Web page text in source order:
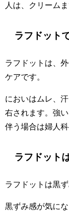
人は、クリーム
ラフドット
ラフドットは、
ケアです。
においはムレ、
右されます。強
伴う場合は婦人
ラフドット
ラフドットは黒
黒ずみ感が気に